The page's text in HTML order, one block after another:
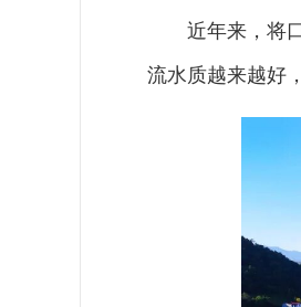
近年来，将
流水质越来越好